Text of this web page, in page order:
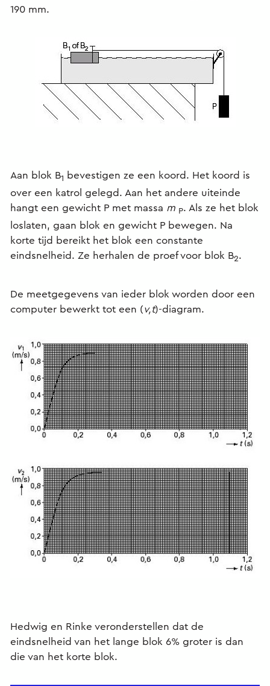
190 mm.
Aan blok B1
bevestigen ze een koord. Het koord is
over een katrol gelegd. Aan het andere uiteinde
hangt een gewicht P met massa m P. Als ze het blok
loslaten, gaan blok en gewicht P bewegen. Na
korte tijd bereikt het blok een constante
eindsnelheid. Ze herhalen de proef voor blok B2.
De meetgegevens van ieder blok worden door een
computer bewerkt tot een (v,t)-diagram.
Hedwig en Rinke veronderstellen dat de
eindsnelheid van het lange blok 6% groter is dan
die van het korte blok.